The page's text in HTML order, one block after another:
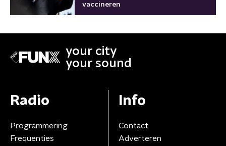
vaccineren
your city
your sound
Radio
Programmering
Frequenties
Info
Contact
Adverteren